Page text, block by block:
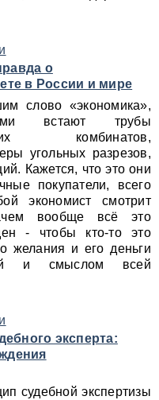
о
в России и мире
слово «экономика»,
встают трубы
комбинатов,
угольных разрезов,
Кажется, что это они
покупатели, всего
экономист смотрит
вообще всё это
- чтобы кто‑то это
желания и его деньги
и смыслом всей
эксперта:
судебной экспертизы